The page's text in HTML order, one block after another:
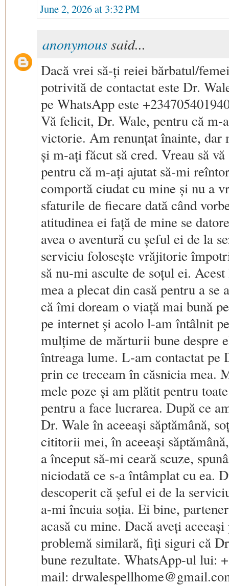
June 2, 2026 at 3:32 PM
anonymoussaid...
Dacă vrei să-ți reiei bărbatul/
potrivită de contactat este Dr.
pe WhatsApp este
Vă felicit, Dr. Wale, pentru că m-
victorie. Am renunțat înainte, dar
și m-ați făcut să cred. Vreau să
pentru că m-ați ajutat să-mi
comportă ciudat cu mine și nu a
sfaturile de fiecare dată când
atitudinea ei față de mine se
avea o aventură cu șeful ei de la
serviciu folosește vrăjitorie
să nu-mi asculte de soțul ei.
mea a plecat din casă pentru a se
că îmi doream o viață mai bună
pe internet și acolo l-am întâlnit
mulțime de mărturii bune despre
întreaga lume. L-am contactat pe
prin ce treceam în căsnicia mea.
mele poze și am plătit pentru
pentru a face lucrarea. După ce
Dr. Wale în aceeași săptămână,
cititorii mei, în aceeași
a început să-mi ceară scuze,
niciodată ce s-a întâmplat cu ea.
descoperit că șeful ei de la
a-mi încuia soția. Ei bine,
acasă cu mine. Dacă aveți
problemă similară, fiți siguri că
bune rezultate. WhatsApp-ul lui:
mail: